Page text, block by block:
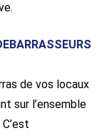
de vos locaux
sur l’ensemble